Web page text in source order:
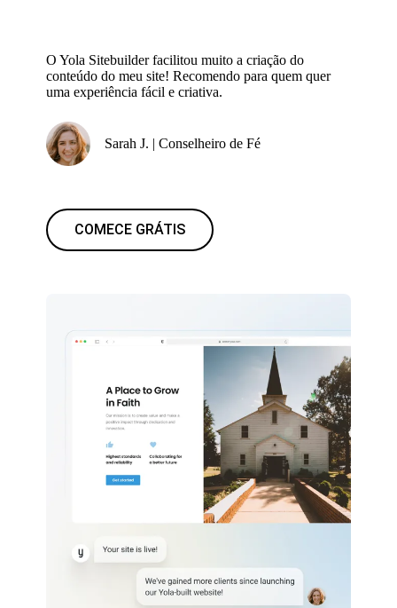
O Yola Sitebuilder facilitou muito a criação do
conteúdo do meu site! Recomendo para quem quer
uma experiência fácil e criativa.
Sarah J. | Conselheiro de Fé
COMECE GRÁTIS